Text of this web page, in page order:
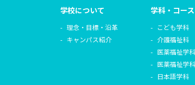
学校について
理念・目標・沿革
キャンパス紹介
学科・コース
こども学科
介護福祉科
医薬福祉学
医薬福祉学
日本語学科